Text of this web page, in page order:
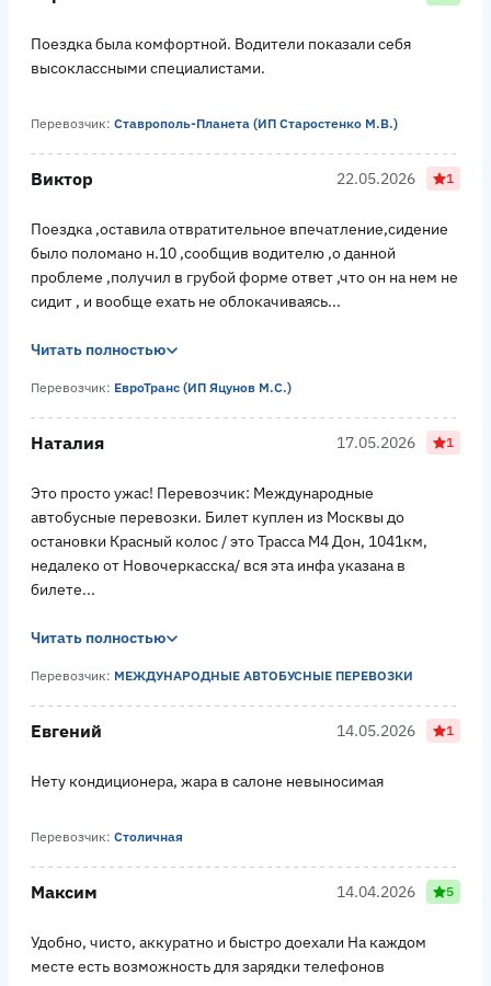
Поездка была комфортной. Водители показали себя
высоклассными специалистами.
Перевозчик: Ставрополь-Планета (ИП Старостенко М.В.)
Виктор 22.05.2026 1
Поездка ,оставила отвратительное впечатление,сидение
было поломано н.10 ,сообщив водителю ,о данной
проблеме ,получил в грубой форме ответ ,что он на нем не
сидит , и вообще ехать не облокачиваясь...
Читать полностью
Перевозчик: ЕвроТранс (ИП Яцунов М.С.)
Наталия 17.05.2026 1
Это просто ужас! Перевозчик: Международные
автобусные перевозки. Билет куплен из Москвы до
остановки Красный колос / это Трасса М4 Дон, 1041км,
недалеко от Новочеркасска/ вся эта инфа указана в
билете...
Читать полностью
Перевозчик: МЕЖДУНАРОДНЫЕ АВТОБУСНЫЕ ПЕРЕВОЗКИ
Евгений 14.05.2026 1
Нету кондиционера, жара в салоне невыносимая
Перевозчик: Столичная
Максим 14.04.2026 5
Удобно, чисто, аккуратно и быстро доехали На каждом
месте есть возможность для зарядки телефонов